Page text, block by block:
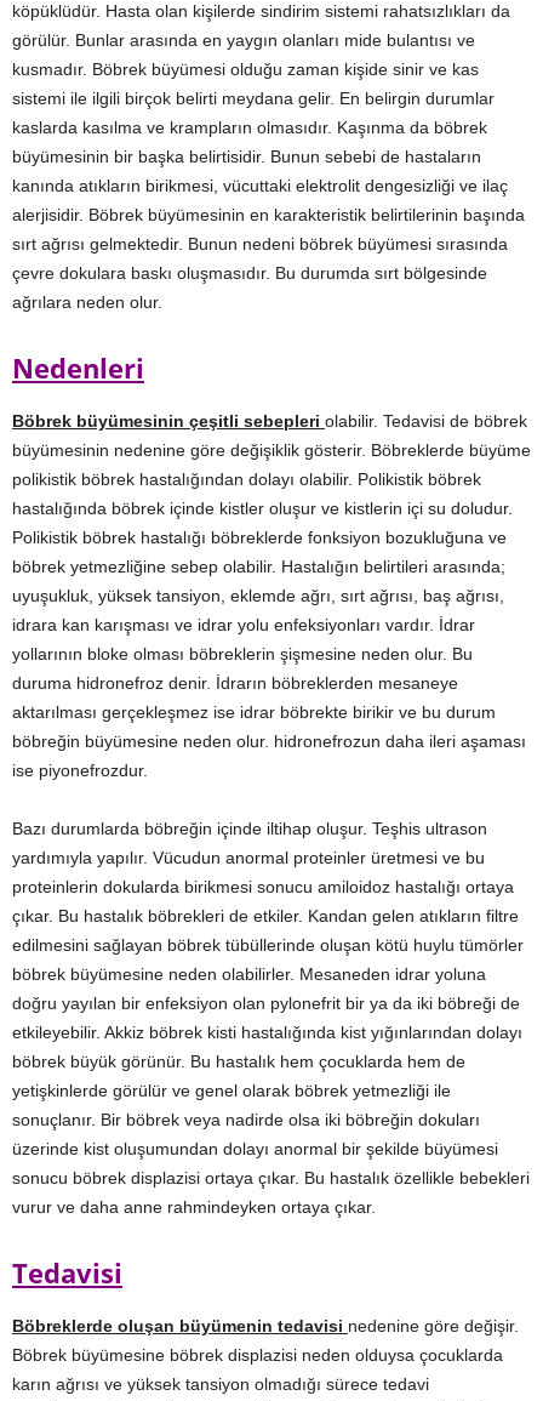
köpüklüdür. Hasta olan kişilerde sindirim sistemi rahatsızlıkları da
görülür. Bunlar arasında en yaygın olanları mide bulantısı ve
kusmadır. Böbrek büyümesi olduğu zaman kişide sinir ve kas
sistemi ile ilgili birçok belirti meydana gelir. En belirgin durumlar
kaslarda kasılma ve krampların olmasıdır. Kaşınma da böbrek
büyümesinin bir başka belirtisidir. Bunun sebebi de hastaların
kanında atıkların birikmesi, vücuttaki elektrolit dengesizliği ve ilaç
alerjisidir. Böbrek büyümesinin en karakteristik belirtilerinin başında
sırt ağrısı gelmektedir. Bunun nedeni böbrek büyümesi sırasında
çevre dokulara baskı oluşmasıdır. Bu durumda sırt bölgesinde
ağrılara neden olur.
Nedenleri
Böbrek büyümesinin çeşitli sebepleri olabilir. Tedavisi de böbrek
büyümesinin nedenine göre değişiklik gösterir. Böbreklerde büyüme
polikistik böbrek hastalığından dolayı olabilir. Polikistik böbrek
hastalığında böbrek içinde kistler oluşur ve kistlerin içi su doludur.
Polikistik böbrek hastalığı böbreklerde fonksiyon bozukluğuna ve
böbrek yetmezliğine sebep olabilir. Hastalığın belirtileri arasında;
uyuşukluk, yüksek tansiyon, eklemde ağrı, sırt ağrısı, baş ağrısı,
idrara kan karışması ve idrar yolu enfeksiyonları vardır. İdrar
yollarının bloke olması böbreklerin şişmesine neden olur. Bu
duruma hidronefroz denir. İdrarın böbreklerden mesaneye
aktarılması gerçekleşmez ise idrar böbrekte birikir ve bu durum
böbreğin büyümesine neden olur. hidronefrozun daha ileri aşaması
ise piyonefrozdur.
Bazı durumlarda böbreğin içinde iltihap oluşur. Teşhis ultrason
yardımıyla yapılır. Vücudun anormal proteinler üretmesi ve bu
proteinlerin dokularda birikmesi sonucu amiloidoz hastalığı ortaya
çıkar. Bu hastalık böbrekleri de etkiler. Kandan gelen atıkların filtre
edilmesini sağlayan böbrek tübüllerinde oluşan kötü huylu tümörler
böbrek büyümesine neden olabilirler. Mesaneden idrar yoluna
doğru yayılan bir enfeksiyon olan pylonefrit bir ya da iki böbreği de
etkileyebilir. Akkiz böbrek kisti hastalığında kist yığınlarından dolayı
böbrek büyük görünür. Bu hastalık hem çocuklarda hem de
yetişkinlerde görülür ve genel olarak böbrek yetmezliği ile
sonuçlanır. Bir böbrek veya nadirde olsa iki böbreğin dokuları
üzerinde kist oluşumundan dolayı anormal bir şekilde büyümesi
sonucu böbrek displazisi ortaya çıkar. Bu hastalık özellikle bebekleri
vurur ve daha anne rahmindeyken ortaya çıkar.
Tedavisi
Böbreklerde oluşan büyümenin tedavisi nedenine göre değişir.
Böbrek büyümesine böbrek displazisi neden olduysa çocuklarda
karın ağrısı ve yüksek tansiyon olmadığı sürece tedavi